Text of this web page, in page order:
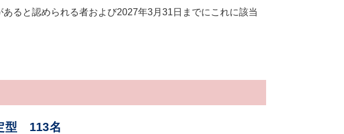
ると認められる者および2027年3月31日までにこれに該当
型 113名